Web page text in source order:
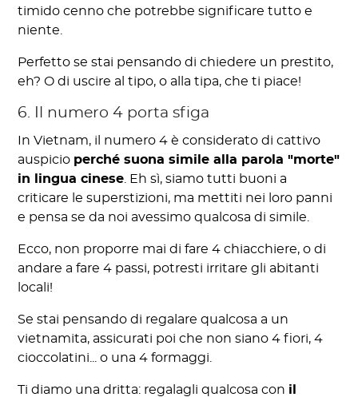
timido cenno che potrebbe significare tutto e
niente.
Perfetto se stai pensando di chiedere un prestito,
eh? O di uscire al tipo, o alla tipa, che ti piace!
6. Il numero 4 porta sfiga
In Vietnam, il numero 4 è considerato di cattivo
auspicio perché suona simile alla parola "morte"
in lingua cinese . Eh sì, siamo tutti buoni a
criticare le superstizioni, ma mettiti nei loro panni
e pensa se da noi avessimo qualcosa di simile.
Ecco, non proporre mai di fare 4 chiacchiere, o di
andare a fare 4 passi, potresti irritare gli abitanti
locali!
Se stai pensando di regalare qualcosa a un
vietnamita, assicurati poi che non siano 4 fiori, 4
cioccolatini... o una 4 formaggi.
Ti diamo una dritta: regalagli qualcosa con il